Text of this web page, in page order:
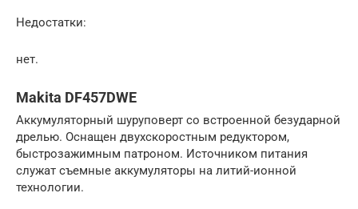
Недостатки:
нет.
Makita DF457DWE
Аккумуляторный шуруповерт со встроенной безударной
дрелью. Оснащен двухскоростным редуктором,
быстрозажимным патроном. Источником питания
служат съемные аккумуляторы на литий-ионной
технологии.